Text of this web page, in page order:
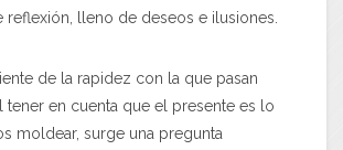
reflexión, lleno de deseos e ilusiones.
de la rapidez con la que pasan
tener en cuenta que el presente es lo
moldear, surge una pregunta